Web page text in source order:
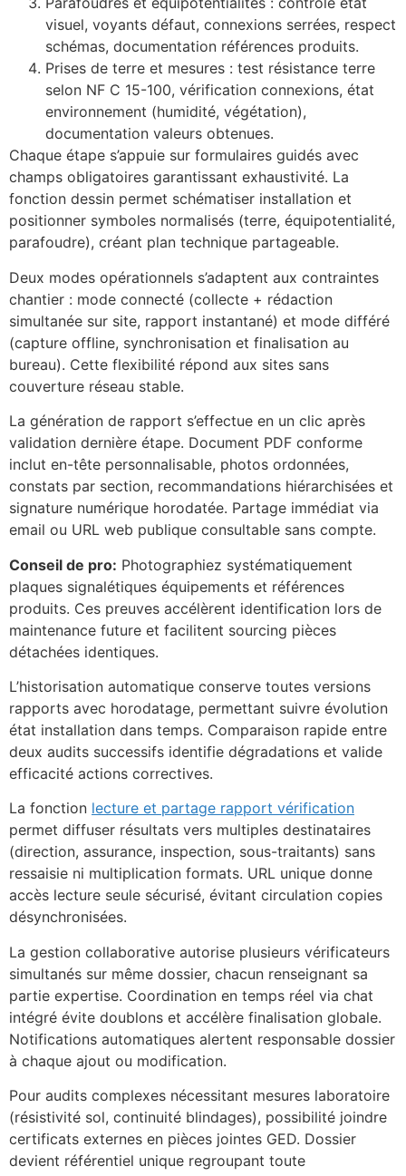
visuel, voyants défaut, connexions serrées, respect
schémas, documentation références produits.
Prises de terre et mesures : test résistance terre
selon NF C 15-100, vérification connexions, état
environnement (humidité, végétation),
documentation valeurs obtenues.
Chaque étape s’appuie sur formulaires guidés avec
champs obligatoires garantissant exhaustivité. La
fonction dessin permet schématiser installation et
positionner symboles normalisés (terre, équipotentialité,
parafoudre), créant plan technique partageable.
Deux modes opérationnels s’adaptent aux contraintes
chantier : mode connecté (collecte + rédaction
simultanée sur site, rapport instantané) et mode différé
(capture offline, synchronisation et finalisation au
bureau). Cette flexibilité répond aux sites sans
couverture réseau stable.
La génération de rapport s’effectue en un clic après
validation dernière étape. Document PDF conforme
inclut en-tête personnalisable, photos ordonnées,
constats par section, recommandations hiérarchisées et
signature numérique horodatée. Partage immédiat via
email ou URL web publique consultable sans compte.
Conseil de pro: Photographiez systématiquement
plaques signalétiques équipements et références
produits. Ces preuves accélèrent identification lors de
maintenance future et facilitent sourcing pièces
détachées identiques.
L’historisation automatique conserve toutes versions
rapports avec horodatage, permettant suivre évolution
état installation dans temps. Comparaison rapide entre
deux audits successifs identifie dégradations et valide
efficacité actions correctives.
La fonction lecture et partage rapport vérification
permet diffuser résultats vers multiples destinataires
(direction, assurance, inspection, sous-traitants) sans
ressaisie ni multiplication formats. URL unique donne
accès lecture seule sécurisé, évitant circulation copies
désynchronisées.
La gestion collaborative autorise plusieurs vérificateurs
simultanés sur même dossier, chacun renseignant sa
partie expertise. Coordination en temps réel via chat
intégré évite doublons et accélère finalisation globale.
Notifications automatiques alertent responsable dossier
à chaque ajout ou modification.
Pour audits complexes nécessitant mesures laboratoire
(résistivité sol, continuité blindages), possibilité joindre
certificats externes en pièces jointes GED. Dossier
devient référentiel unique regroupant toute
Online